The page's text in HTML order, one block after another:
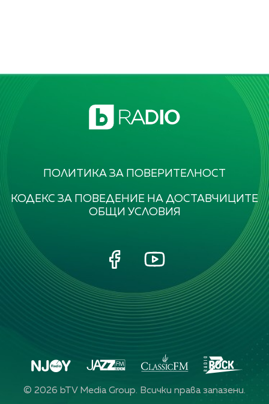
ПОЛИТИКА ЗА ПОВЕРИТЕЛНОСТ
КОДЕКС ЗА ПОВЕДЕНИЕ НА ДОСТАВЧИЦИТЕ
ОБЩИ УСЛОВИЯ
© 2026 bTV Media Group. Всички права запазени.